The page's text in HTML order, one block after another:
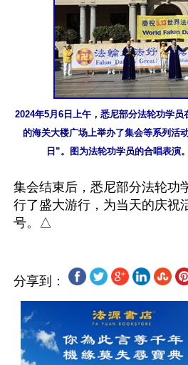
2024年5月6日上午，悉尼部分法轮功学
的海关大楼广场上举办了集会等系列活
日”。图为法轮功学员的合唱表演
集会结束后，悉尼部分法轮功
行了盛大游行，为当天的庆祝
分享到：